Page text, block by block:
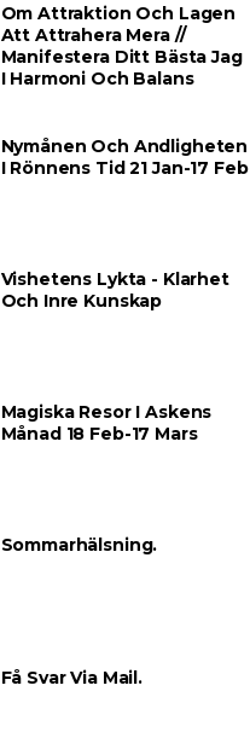
Om Attraktion Och Lagen
Att Attrahera Mera //
Manifestera Ditt Bästa Jag
I Harmoni Och Balans
Nymånen Och Andligheten
I Rönnens Tid 21 Jan-17 Feb
Vishetens Lykta - Klarhet
Och Inre Kunskap
Magiska Resor I Askens
Månad 18 Feb-17 Mars
Sommarhälsning.
Få Svar Via Mail.